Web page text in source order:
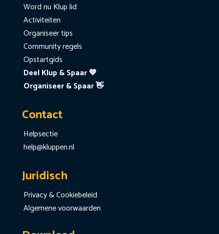
Word nu Klup lid
Activiteiten
Organiseer tips
Community regels
Opstartgids
Deel Klup & Spaar 💙
Organiseer & Spaar 👋
Contact
Helpsectie
help@kluppen.nl
Juridisch
Privacy & Cookiebeleid
Algemene voorwaarden